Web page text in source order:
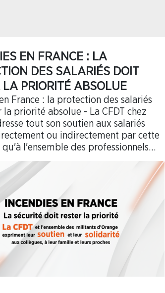
EN FRANCE : LA
DES SALARIÉS DOIT
LA PRIORITÉ ABSOLUE
France : la protection des salariés
priorité absolue - La CFDT chez
tout son soutien aux salariés
ou indirectement par cette
qu'à l'ensemble des professionnels
pour protéger et aider les populations.